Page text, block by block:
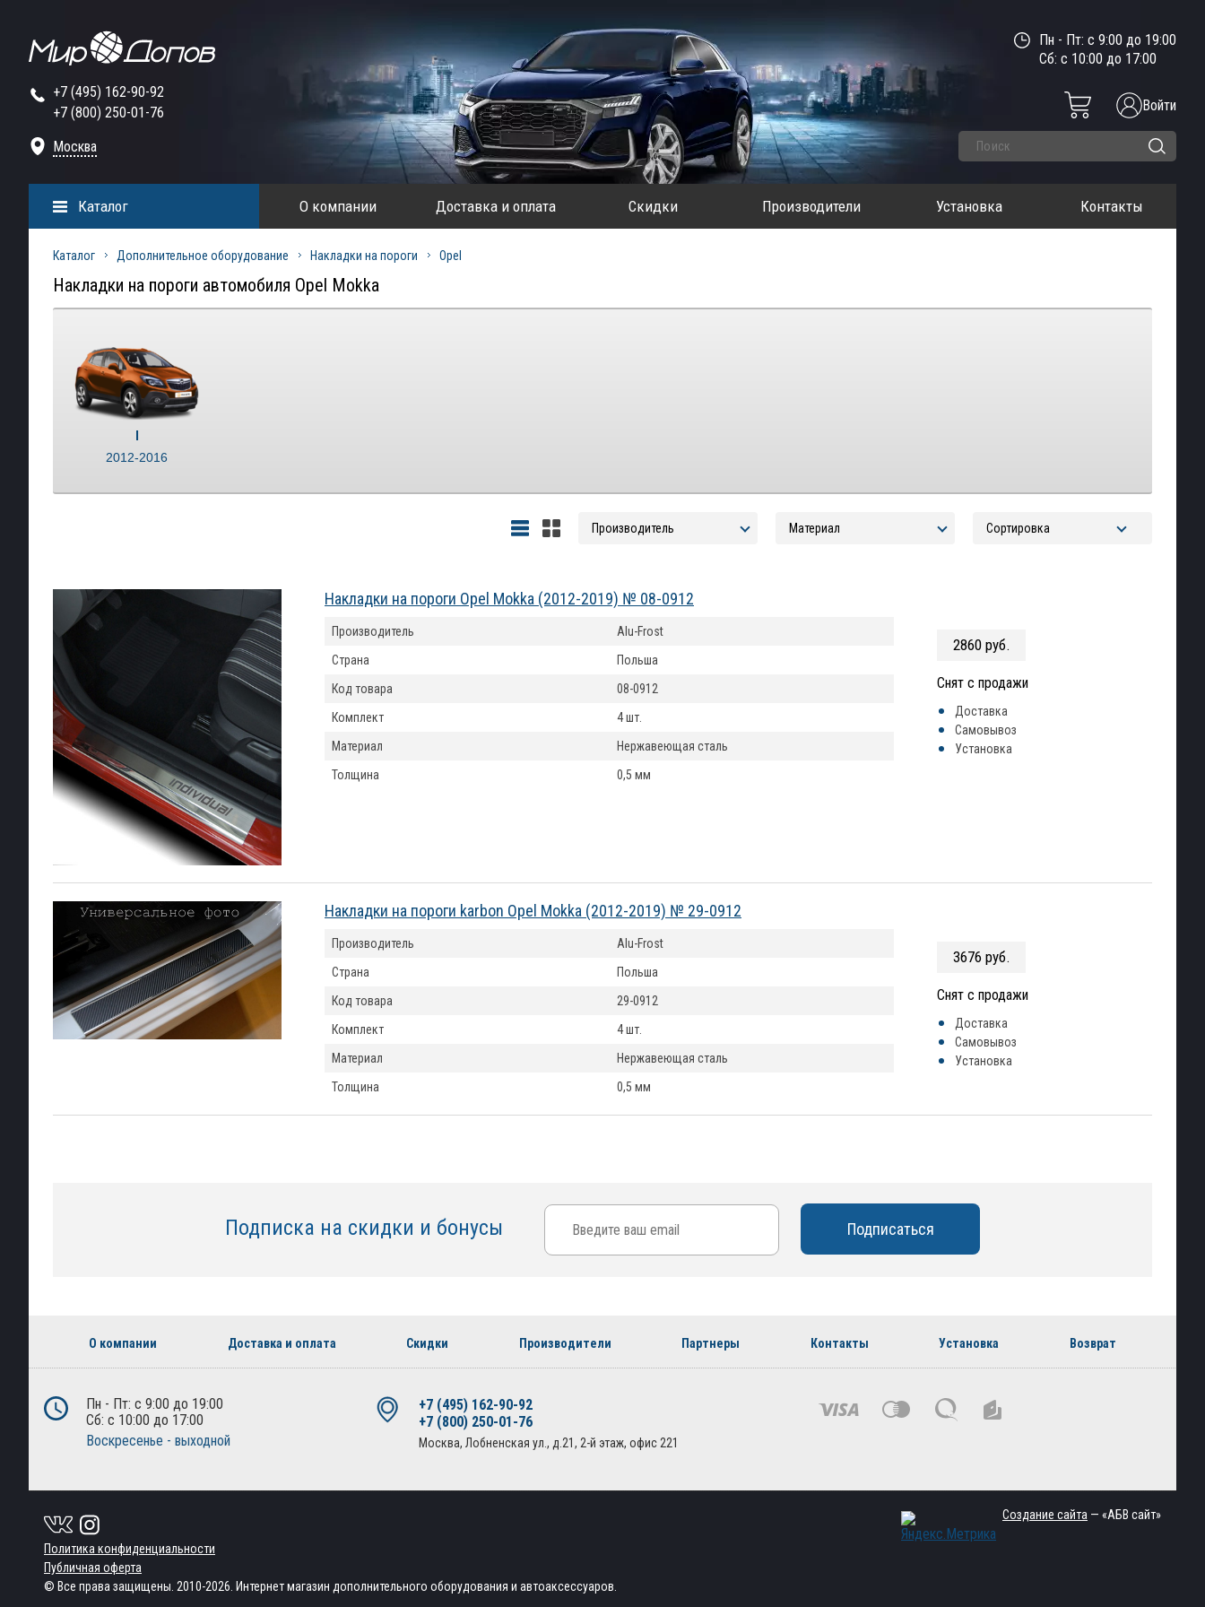
+7 (495) 162-90-92
+7 (800) 250-01-76
Москва
Пн - Пт: с 9:00 до 19:00
Сб: с 10:00 до 17:00
Войти
О компании Доставка и оплата Скидки Производители Установка Контакты
Каталог
Каталог Дополнительное оборудование Накладки на пороги Opel
Накладки на пороги автомобиля Opel Mokka
I
2012-2016
Накладки на пороги Opel Mokka (2012-2019) № 08-0912
2860 руб.
Снят с продажи
Доставка
Самовывоз
Установка
Производитель
Alu-Frost
Страна
Польша
Код товара
08-0912
Комплект
4 шт.
Материал
Нержавеющая сталь
Толщина
0,5 мм
Накладки на пороги karbon Opel Mokka (2012-2019) № 29-0912
3676 руб.
Снят с продажи
Доставка
Самовывоз
Установка
Производитель
Alu-Frost
Страна
Польша
Код товара
29-0912
Комплект
4 шт.
Материал
Нержавеющая сталь
Толщина
0,5 мм
Подписка на скидки и бонусы
О компании Доставка и оплата Скидки Производители Партнеры Контакты Установка Возврат
Пн - Пт: с 9:00 до 19:00
Сб: с 10:00 до 17:00
Воскресенье - выходной
+7 (495) 162-90-92
+7 (800) 250-01-76
Москва, Лобненская ул., д.21, 2-й этаж, офис 221
Политика конфиденциальности
Публичная оферта
© Все права защищены. 2010-2026. Интернет магазин дополнительного оборудования и автоаксессуаров.
Создание сайта — «АБВ сайт»